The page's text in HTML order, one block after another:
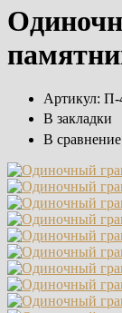
Артикул: П-
В закладки
В сравнение